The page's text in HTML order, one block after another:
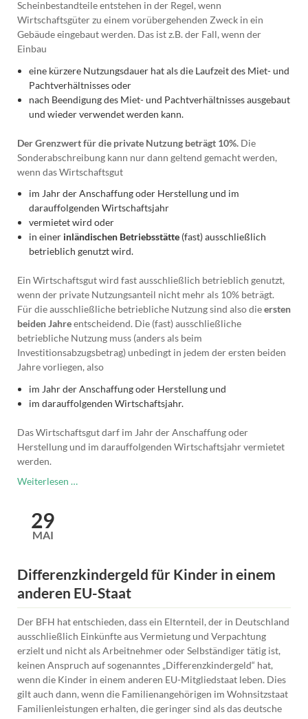
Scheinbestandteile entstehen in der Regel, wenn
Wirtschaftsgüter zu einem vorübergehenden Zweck in ein
Gebäude eingebaut werden. Das ist z.B. der Fall, wenn der
Einbau
eine kürzere Nutzungsdauer hat als die Laufzeit des Miet- und
Pachtverhältnisses oder
nach Beendigung des Miet- und Pachtverhältnisses ausgebaut
und wieder verwendet werden kann.
Der Grenzwert für die private Nutzung beträgt 10%.Die
Sonderabschreibung kann nur dann geltend gemacht werden,
wenn das Wirtschaftsgut
im Jahr der Anschaffung oder Herstellung und im
darauffolgenden Wirtschaftsjahr
vermietet wird oder
in einer inländischen Betriebsstätte (fast) ausschließlich
betrieblich genutzt wird.
Ein Wirtschaftsgut wird fast ausschließlich betrieblich genutzt,
wenn der private Nutzungsanteil nicht mehr als 10% beträgt.
Für die ausschließliche betriebliche Nutzung sind also dieersten
beiden Jahreentscheidend. Die (fast) ausschließliche
betriebliche Nutzung muss (anders als beim
Investitionsabzugsbetrag) unbedingt in jedem der ersten beiden
Jahre vorliegen, also
im Jahr der Anschaffung oder Herstellung und
im darauffolgenden Wirtschaftsjahr.
Das Wirtschaftsgut darf im Jahr der Anschaffung oder
Herstellung und im darauffolgenden Wirtschaftsjahr vermietet
werden.
Weiterlesen …
29
MAI
Differenzkindergeld für Kinder in einem
anderen EU-Staat
Der BFH hat entschieden, dass ein Elternteil, der in Deutschland
ausschließlich Einkünfte aus Vermietung und Verpachtung
erzielt und nicht als Arbeitnehmer oder Selbständiger tätig ist,
keinen Anspruch auf sogenanntes „Differenzkindergeld“ hat,
wenn die Kinder in einem anderen EU-Mitgliedstaat leben. Dies
gilt auch dann, wenn die Familienangehörigen im Wohnsitzstaat
Familienleistungen erhalten, die geringer sind als das deutsche